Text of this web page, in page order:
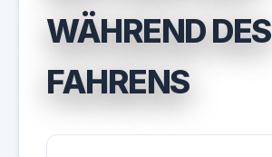
WÄHREND DES
FAHRENS